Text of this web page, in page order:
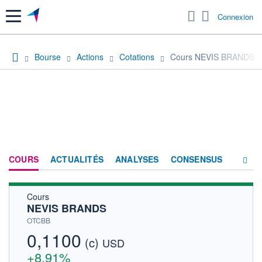
Menu Connexion
Bourse Actions Cotations Cours NEVIS BRANDS
COURS ACTUALITÉS ANALYSES CONSENSUS
Cours
NEVIS BRANDS
OTCBB
0,1100 (c) USD
+8,91%